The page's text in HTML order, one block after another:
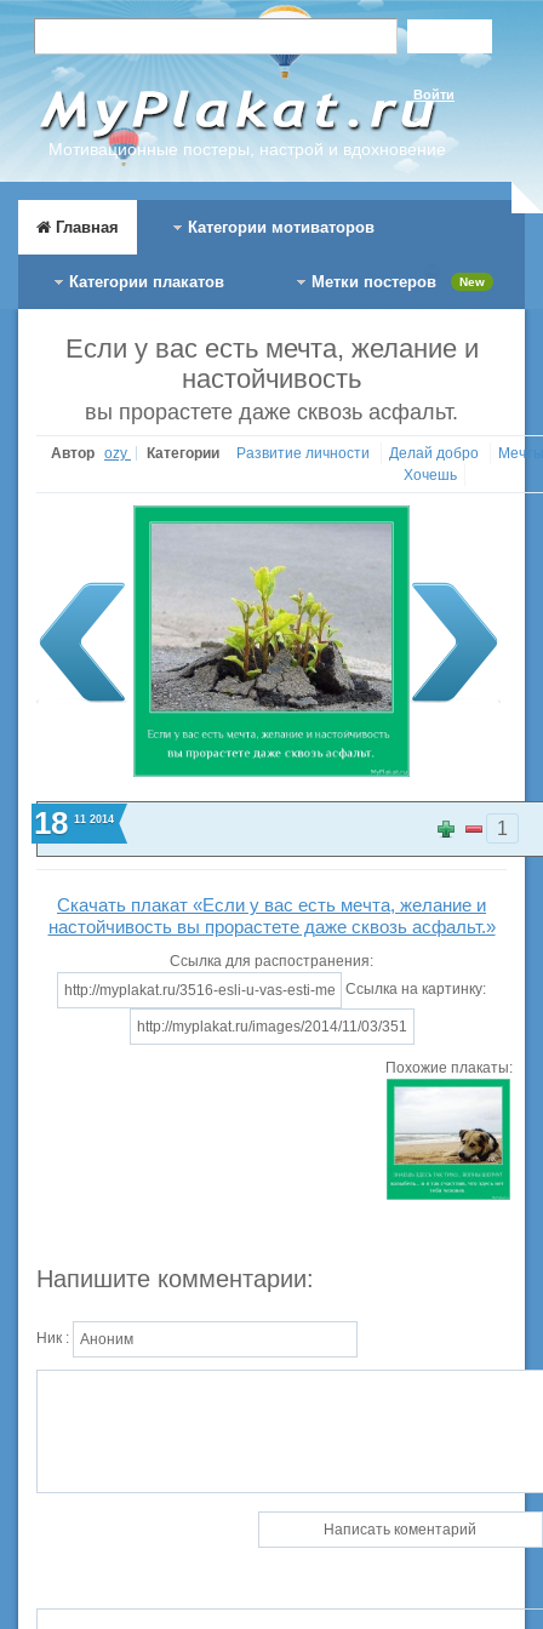
Мотивационные постеры, настрой и вдохновение
Войти
Главная Категории мотиваторов
Категории плакатов Метки постеров New
Если у вас есть мечта, желание и
настойчивость
вы прорастете даже сквозь асфальт.
Автор ozy Категории Развитие личности Делай добро
Хочешь
18 11 2014 1
Скачать плакат «Если у вас есть мечта, желание и
настойчивость вы прорастете даже сквозь асфальт.»
Ссылка для распостранения:
Ссылка на картинку:
Похожие плакаты:
Напишите комментарии:
Ник :